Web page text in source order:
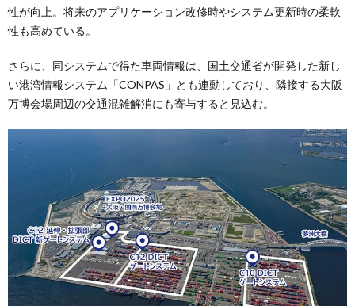
性が向上。将来のアプリケーション改修時やシステム更新時の柔軟
性も高めている。
さらに、同システムで得た車両情報は、国土交通省が開発した新し
い港湾情報システム「CONPAS」とも連動しており、隣接する大阪
万博会場周辺の交通混雑解消にも寄与すると見込む。